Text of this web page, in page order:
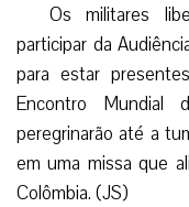
Os militares
participar da
para estar
Encontro Mundial
peregrinarão até a
em uma missa que
Colômbia. (JS)